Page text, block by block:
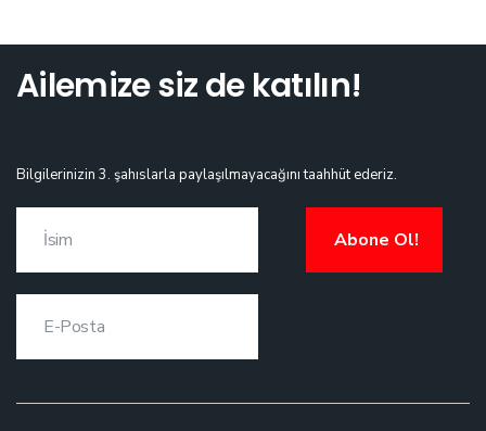
Ailemize siz de katılın!
Bilgilerinizin 3. şahıslarla paylaşılmayacağını taahhüt ederiz.
Abone Ol!